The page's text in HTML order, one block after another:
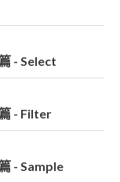
- Select
- Filter
- Sample